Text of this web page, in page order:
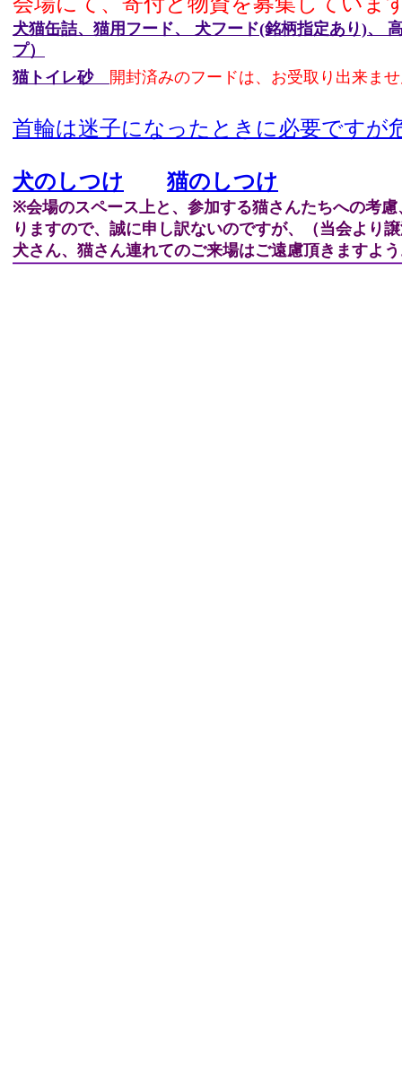
犬猫缶詰、 猫用フード、 犬フード(銘柄指定あり)、
プ）
猫トイレ砂
開封済みのフードは、お受取り出来ま
首輪は迷子になったときに必要ですが
犬のしつけ 猫のしつけ
※会場のスペース上と、参加する猫さんたちへの考
りますので、誠に申し訳ないのですが、（当会より
犬さん、猫さん連れてのご来場はご遠慮頂きますよ